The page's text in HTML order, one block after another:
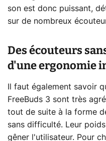
son est donc puissant,
sur de nombreux
Des écouteurs
d'une ergonomie
Il faut également savoir
FreeBuds 3 sont très
tout de suite à la forme
sans difficulté. Leur
gêner l'utilisateur. Pour